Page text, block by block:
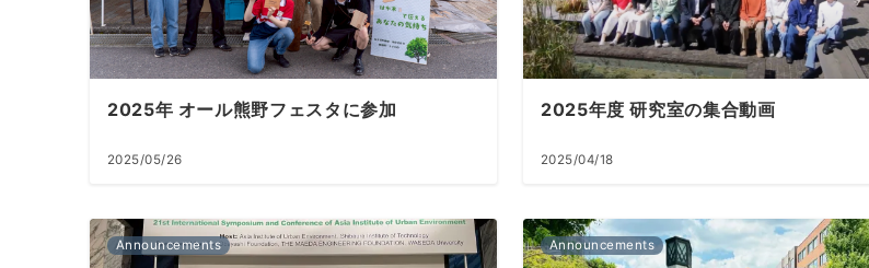
2025年 オール熊野フェスタに参加
2025/05/26
2025年度 研究室の集合動画
2025/04/18
Announcements Announcements